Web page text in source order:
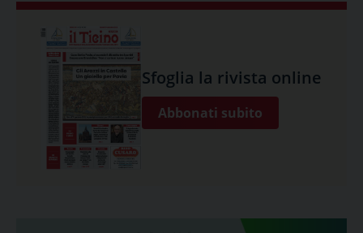
Sfoglia la rivista online
Abbonati subito